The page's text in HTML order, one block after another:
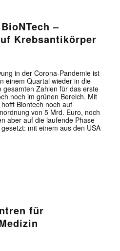
–
Krebsantikörper
in der Corona-Pandemie ist
einem Quartal wieder in die
Zahlen für das erste
noch im grünen Bereich. Mit
Biontech noch auf
von 5 Mrd. Euro, noch
aber auf die laufende Phase
mit einem aus den USA
für